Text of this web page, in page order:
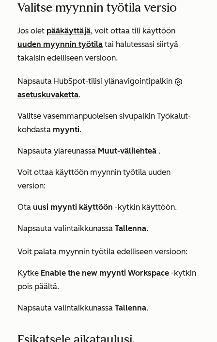
Valitse myynnin työtila versio
Jos olet pääkäyttäjä, voit ottaa tili käyttöön
uuden myynnin työtila tai halutessasi siirtyä
takaisin edelliseen versioon.
Napsauta HubSpot-tilisi ylänavigointipalkin
asetuskuvaketta.
Valitse vasemmanpuoleisen sivupalkin Työkalut-
kohdasta myynti.
Napsauta yläreunassa Muut-välilehteä .
Voit ottaa käyttöön myynnin työtila uuden
version:
Ota uusi myynti käyttöön -kytkin käyttöön.
Napsauta valintaikkunassa Tallenna.
Voit palata myynnin työtila edelliseen versioon:
Kytke Enable the new myynti Workspace -kytkin
pois päältä.
Napsauta valintaikkunassa Tallenna.